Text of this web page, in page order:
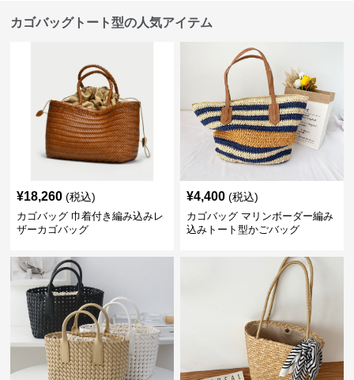
カゴバッグトート型の人気アイテム
¥18,260 (税込)
カゴバッグ 巾着付き編み込みレ
ザーカゴバッグ
¥4,400 (税込)
カゴバッグ マリンボーダー編み
込みトート型かごバッグ